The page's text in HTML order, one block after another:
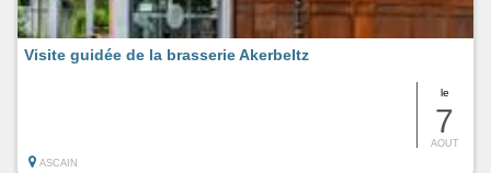
le
7
AOUT
Visite guidée de la brasserie Akerbeltz
ASCAIN